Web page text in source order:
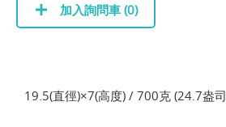
加入詢問車 (0)
19.5(直徑)×7(高度) / 700克 (24.7盎